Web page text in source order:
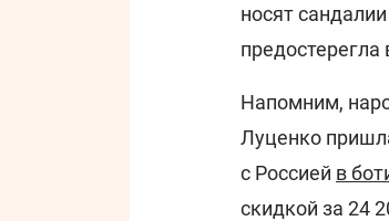
носят
предостерегла
Напомним,
Луценко
с Россией в
скидкой за 24